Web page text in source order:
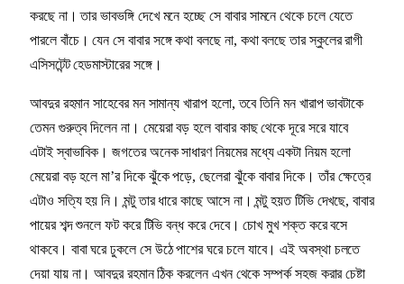
করছে না। তার ভাবভঙ্গি দেখে মনে হচ্ছে সে বাবার সামনে থেকে চলে যেতে
পারলে বাঁচে। যেন সে বাবার সঙ্গে কথা বলছে না, কথা বলছে তার স্কুলের রাগী
এসিসটেন্ট হেডমাস্টারের সঙ্গে।
আবদুর রহমান সাহেবের মন সামান্য খারাপ হলো, তবে তিনি মন খারাপ ভাবটাকে
তেমন গুরুত্ব দিলেন না। মেয়েরা বড় হলে বাবার কাছ থেকে দূরে সরে যাবে
এটাই স্বাভাবিক। জগতের অনেক সাধারণ নিয়মের মধ্যে একটা নিয়ম হলো
মেয়েরা বড় হলে মা’র দিকে ঝুঁকে পড়ে, ছেলেরা ঝুঁকে বাবার দিকে। তাঁর ক্ষেত্রে
এটাও সত্যি হয় নি। মন্টু তার ধারে কাছে আসে না। মন্টু হয়ত টিভি দেখছে, বাবার
পায়ের শব্দ শুনলে ফট করে টিভি বন্ধ করে দেবে। চোখ মুখ শক্ত করে বসে
থাকবে। বাবা ঘরে ঢুকলে সে উঠে পাশের ঘরে চলে যাবে। এই অবস্থা চলতে
দেয়া যায় না। আবদুর রহমান ঠিক করলেন এখন থেকে সম্পৰ্ক সহজ করার চেষ্টা